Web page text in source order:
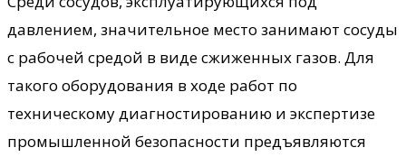
давлением, значительное место занимают сосуды
с рабочей средой в виде сжиженных газов. Для
такого оборудования в ходе работ по
техническому диагностированию и экспертизе
промышленной безопасности предъявляются